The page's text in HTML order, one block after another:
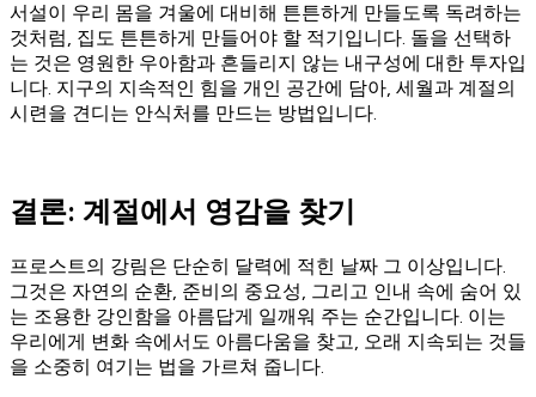
서설이 우리 몸을 겨울에 대비해 튼튼하게 만들도록 독려하는
것처럼, 집도 튼튼하게 만들어야 할 적기입니다. 돌을 선택하
는 것은 영원한 우아함과 흔들리지 않는 내구성에 대한 투자입
니다. 지구의 지속적인 힘을 개인 공간에 담아, 세월과 계절의
시련을 견디는 안식처를 만드는 방법입니다.
결론: 계절에서 영감을 찾기
프로스트의 강림은 단순히 달력에 적힌 날짜 그 이상입니다.
그것은 자연의 순환, 준비의 중요성, 그리고 인내 속에 숨어 있
는 조용한 강인함을 아름답게 일깨워 주는 순간입니다. 이는
우리에게 변화 속에서도 아름다움을 찾고, 오래 지속되는 것들
을 소중히 여기는 법을 가르쳐 줍니다.